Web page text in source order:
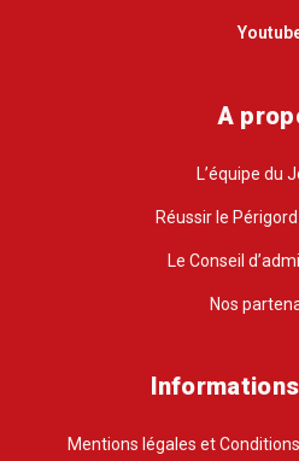
A
L’équipe du
Réussir le
Le Conseil
Nos
Mentions légales et